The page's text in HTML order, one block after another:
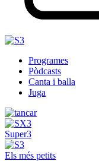
Programes
Pòdcasts
Canta i balla
Juga
Super3
Els més petits